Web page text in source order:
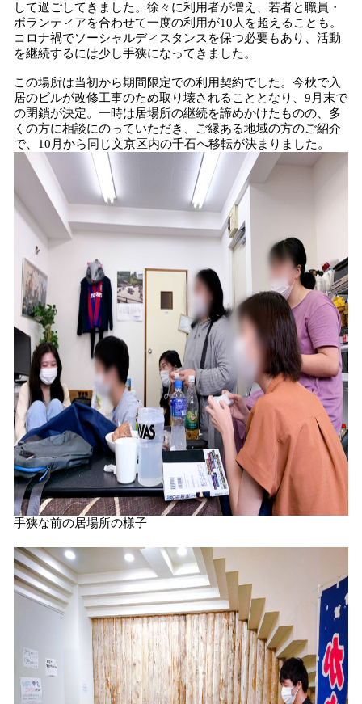
して過ごしてきました。徐々に利用者が増え、若者と職員・
ボランティアを合わせて一度の利用が10人を超えることも。
コロナ禍でソーシャルディスタンスを保つ必要もあり、活動
を継続するには少し手狭になってきました。
この場所は当初から期間限定での利用契約でした。今秋で入
居のビルが改修工事のため取り壊されることとなり、9月末で
の閉鎖が決定。一時は居場所の継続を諦めかけたものの、多
くの方に相談にのっていただき、ご縁ある地域の方のご紹介
で、10月から同じ文京区内の千石へ移転が決まりました。
手狭な前の居場所の様子